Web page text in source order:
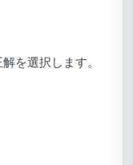
をインポートするガ
するガイド
を選択します。